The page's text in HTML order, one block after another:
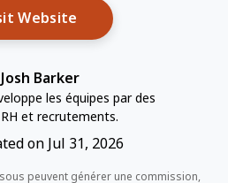
Website Opens New Window
Josh Barker
les équipes par des
et recrutements.
on Jul 31, 2026
peuvent générer une commission,